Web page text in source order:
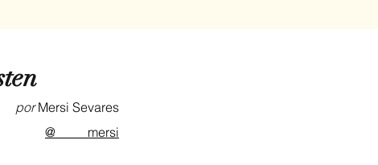
por Mersi Sevares
@_____mersi